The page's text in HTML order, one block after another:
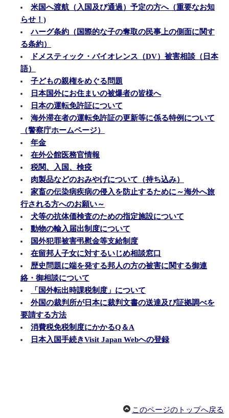
米国へ渡航（入国及び通過）予定の方へ（重要なお知
らせ！)
ハーグ条約（国際的な子の奪取の民事上の側面に関す
る条約）
ドメスティック・バイオレンス（DV）被害相談（日本
語）
子どもの親権をめぐる問題
日本国外にお住まいの被爆者の皆様へ
日本の運転免許証について
海外滞在者の運転免許証の更新等に係る特例について
（警察庁ホームページ）
年金
在外公館医務官情報
税関、入国、検疫
肉製品などのおみやげについて（持ち込み）
家畜の伝染病疾病の侵入を防止するために～海外へ旅
行される方へのお願い～
犬等の抗体価検査のための指定施設について
動物の輸入届出制度について
国外犯罪被害弔慰金等支給制度
在留邦人子女に対するいじめ相談窓口
歴史問題に端を発する邦人の方の被害に関する御連
絡・御相談について
「国外転出時課税制度」について
外国の裁判所が日本に裁判文書の送達及び証拠調べを
要請する方法
消費税免税制度にかかるQ＆A
日本入国手続きVisit Japan Webへの登録
このページのトップへ戻る